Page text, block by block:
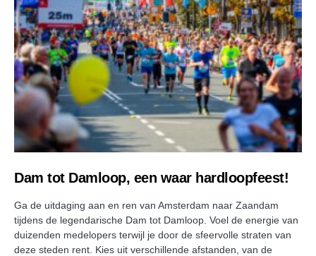
Dam tot Damloop, een waar hardloopfeest!
Ga de uitdaging aan en ren van Amsterdam naar Zaandam
tijdens de legendarische Dam tot Damloop. Voel de energie van
duizenden medelopers terwijl je door de sfeervolle straten van
deze steden rent. Kies uit verschillende afstanden, van de